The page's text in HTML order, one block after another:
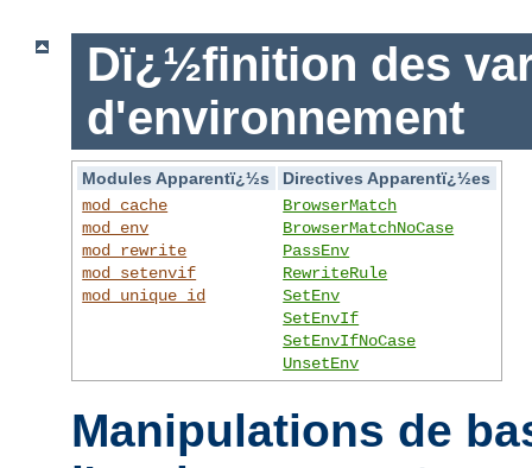
Dï¿½finition des
d'environnement
Modules Apparentï¿½s
Directives Apparentï¿½es
mod_cache
mod_env
mod_rewrite
mod_setenvif
mod_unique_id
BrowserMatch
BrowserMatchNoCase
PassEnv
RewriteRule
SetEnv
SetEnvIf
SetEnvIfNoCase
UnsetEnv
Manipulations de